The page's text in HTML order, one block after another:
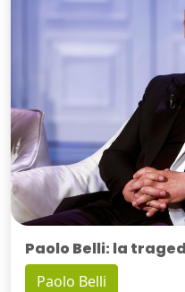
Paolo Belli: la
Paolo Belli